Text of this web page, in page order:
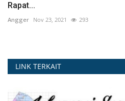
Rapat...
Angger Nov 23, 2021 293
LINK TERKAIT